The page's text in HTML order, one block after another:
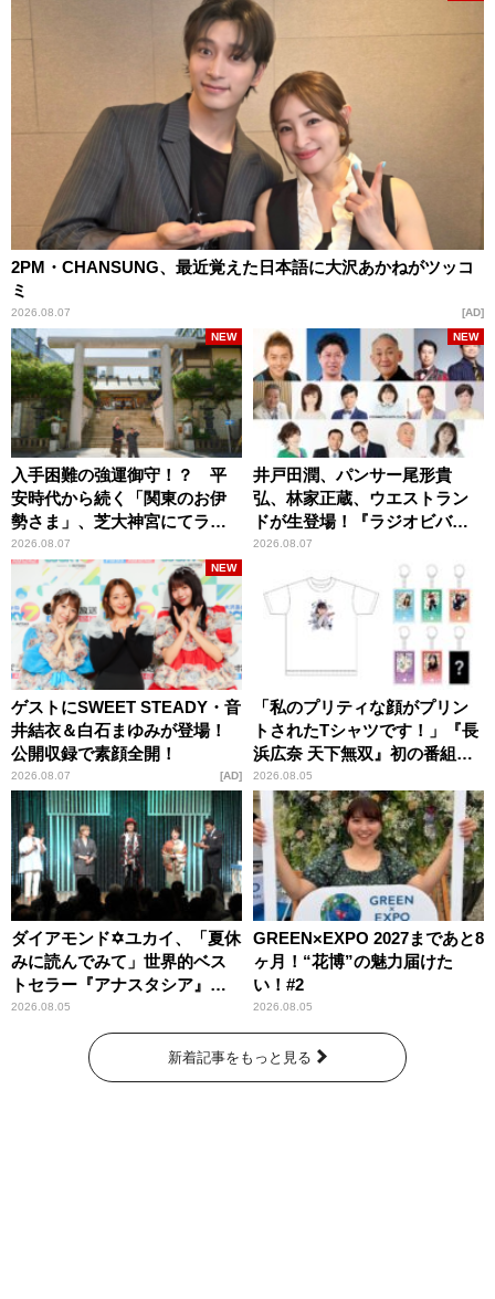
2PM・CHANSUNG、最近覚えた日本語に大沢あかねがツッコ
ミ
2026.08.07 AD
入手困難の強運御守！？ 平
安時代から続く「関東のお伊
勢さま」、芝大神宮にてラン
パンプスが合格祈願！
2026.08.07
NEW
井戸田潤、パンサー尾形貴
弘、林家正蔵、ウエストラン
ドが生登場！『ラジオビバリ
ー昼ズ』
2026.08.07
NEW
ゲストにSWEET STEADY・音
井結衣＆白石まゆみが登場！
公開収録で素顔全開！
2026.08.07
NEW
AD
「私のプリティな顔がプリン
トされたTシャツです！」『長
浜広奈 天下無双』初の番組グ
ッズ発売
2026.08.05
ダイアモンド✡ユカイ、「夏休
みに読んでみて」世界的ベス
トセラー『アナスタシア』を
紹介
2026.08.05
GREEN×EXPO 2027まであと8
ヶ月！“花博”の魅力届けた
い！#2
2026.08.05
新着記事をもっと見る